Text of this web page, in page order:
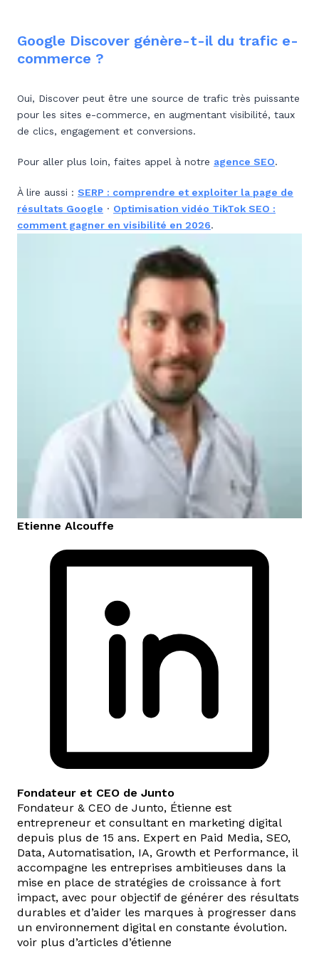
Google Discover génère-t-il du trafic e-
commerce ?
Oui, Discover peut être une source de trafic très puissante
pour les sites e-commerce, en augmentant visibilité, taux
de clics, engagement et conversions.
Pour aller plus loin, faites appel à notre agence SEO.
À lire aussi : SERP : comprendre et exploiter la page de
résultats Google · Optimisation vidéo TikTok SEO :
comment gagner en visibilité en 2026.
Etienne Alcouffe
Fondateur et CEO de Junto
Fondateur & CEO de Junto, Étienne est
entrepreneur et consultant en marketing digital
depuis plus de 15 ans. Expert en Paid Media, SEO,
Data, Automatisation, IA, Growth et Performance, il
accompagne les entreprises ambitieuses dans la
mise en place de stratégies de croissance à fort
impact, avec pour objectif de générer des résultats
durables et d’aider les marques à progresser dans
un environnement digital en constante évolution.
voir plus d’articles d’étienne